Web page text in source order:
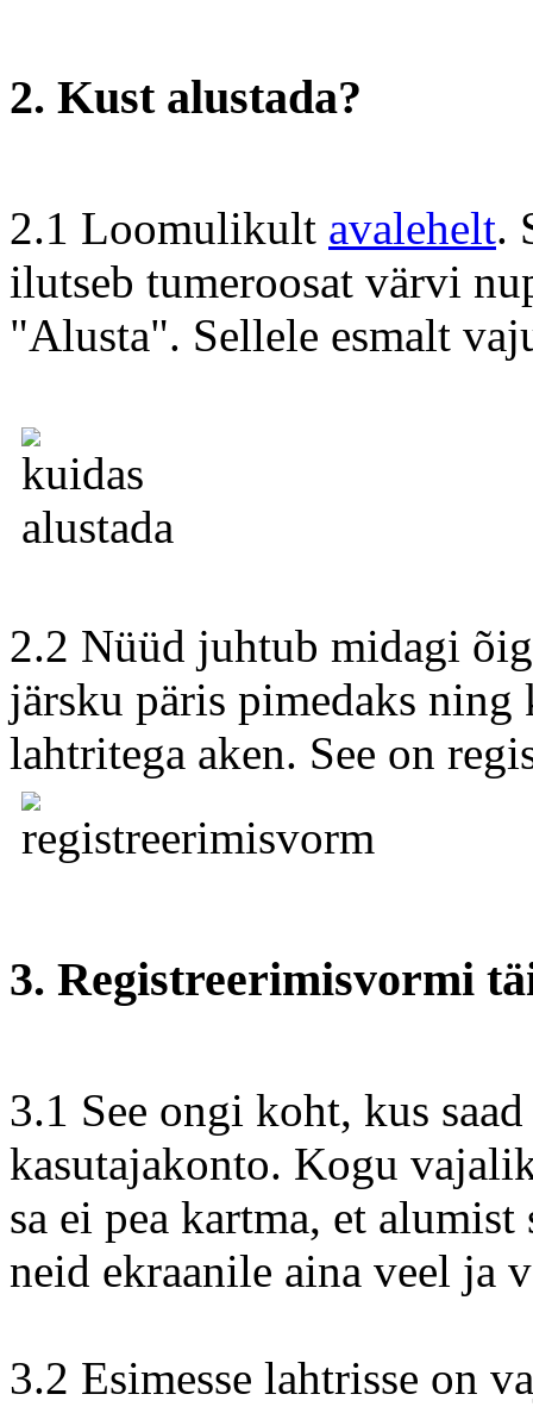
2. Kust alustada?
2.1 Loomulikult avalehelt.
ilutseb tumeroosat värvi
"Alusta". Sellele esmalt
2.2 Nüüd juhtub midagi
järsku päris pimedaks
lahtritega aken. See on
3. Registreerimisvormi
3.1 See ongi koht, kus
kasutajakonto. Kogu
sa ei pea kartma, et
neid ekraanile aina veel ja
3.2 Esimesse lahtrisse on